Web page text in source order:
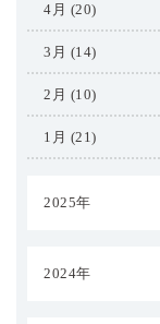
4月 (20)
3月 (14)
2月 (10)
1月 (21)
2025年
2024年